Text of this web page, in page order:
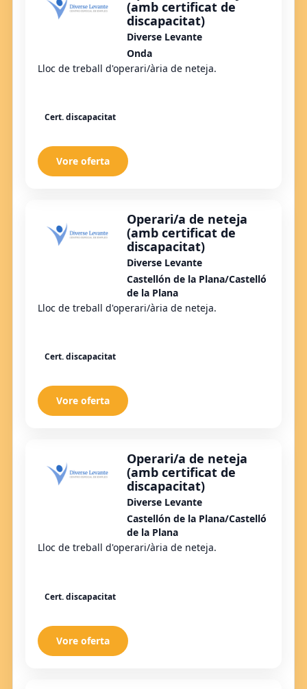
(amb certificat de
discapacitat)
Diverse Levante
Onda
Lloc de treball d'operari/ària de neteja.
Cert. discapacitat
Vore oferta
Operari/a de neteja
(amb certificat de
discapacitat)
Diverse Levante
Castellón de la Plana/Castelló
de la Plana
Lloc de treball d'operari/ària de neteja.
Cert. discapacitat
Vore oferta
Operari/a de neteja
(amb certificat de
discapacitat)
Diverse Levante
Castellón de la Plana/Castelló
de la Plana
Lloc de treball d'operari/ària de neteja.
Cert. discapacitat
Vore oferta